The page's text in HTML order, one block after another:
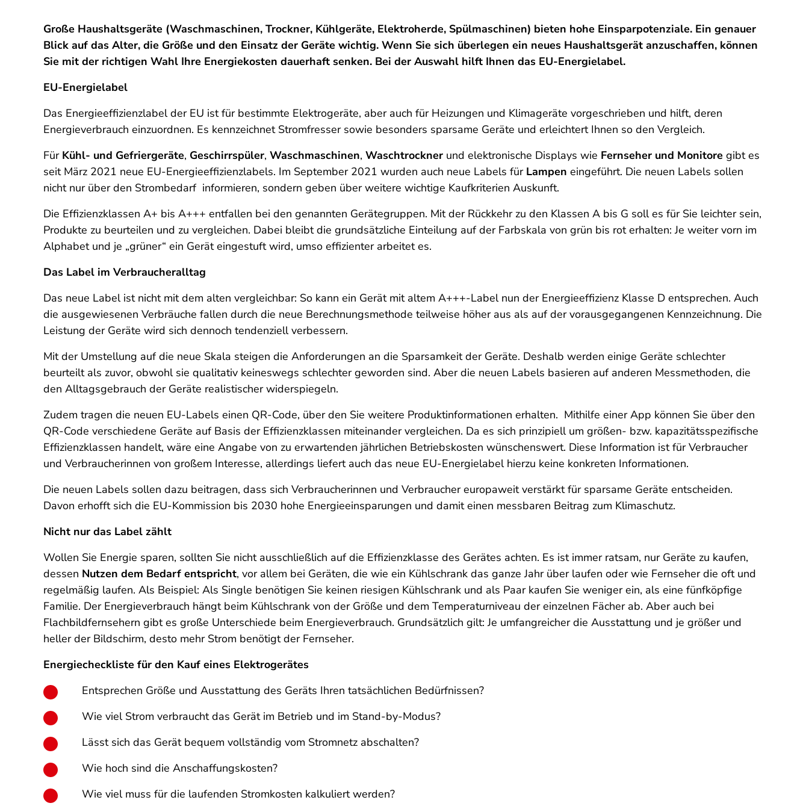
Große Haushaltsgeräte (Waschmaschinen, Trockner, Kühlgeräte, Elektroherde, Spülmaschinen) bieten hohe Einsparpotenziale. Ein genauer
Blick auf das Alter, die Größe und den Einsatz der Geräte wichtig. Wenn Sie sich überlegen ein neues Haushaltsgerät anzuschaffen, können
Sie mit der richtigen Wahl Ihre Energiekosten dauerhaft senken. Bei der Auswahl hilft Ihnen das EU-Energielabel.
EU-Energielabel
Das Energieeffizienzlabel der EU ist für bestimmte Elektrogeräte, aber auch für Heizungen und Klimageräte vorgeschrieben und hilft, deren
Energieverbrauch einzuordnen. Es kennzeichnet Stromfresser sowie besonders sparsame Geräte und erleichtert Ihnen so den Vergleich.
Für Kühl- und Gefriergeräte, Geschirrspüler, Waschmaschinen, Waschtrockner und elektronische Displays wie Fernseher und Monitore gibt es
seit März 2021 neue EU-Energieeffizienzlabels. Im September 2021 wurden auch neue Labels für Lampen eingeführt. Die neuen Labels sollen
nicht nur über den Strombedarf informieren, sondern geben über weitere wichtige Kaufkriterien Auskunft.
Die Effizienzklassen A+ bis A+++ entfallen bei den genannten Gerätegruppen. Mit der Rückkehr zu den Klassen A bis G soll es für Sie leichter sein,
Produkte zu beurteilen und zu vergleichen. Dabei bleibt die grundsätzliche Einteilung auf der Farbskala von grün bis rot erhalten: Je weiter vorn im
Alphabet und je „grüner“ ein Gerät eingestuft wird, umso effizienter arbeitet es.
Das Label im Verbraucheralltag
Das neue Label ist nicht mit dem alten vergleichbar: So kann ein Gerät mit altem A+++-Label nun der Energieeffizienz Klasse D entsprechen. Auch
die ausgewiesenen Verbräuche fallen durch die neue Berechnungsmethode teilweise höher aus als auf der vorausgegangenen Kennzeichnung. Die
Leistung der Geräte wird sich dennoch tendenziell verbessern.
Mit der Umstellung auf die neue Skala steigen die Anforderungen an die Sparsamkeit der Geräte. Deshalb werden einige Geräte schlechter
beurteilt als zuvor, obwohl sie qualitativ keineswegs schlechter geworden sind. Aber die neuen Labels basieren auf anderen Messmethoden, die
den Alltagsgebrauch der Geräte realistischer widerspiegeln.
Zudem tragen die neuen EU-Labels einen QR-Code, über den Sie weitere Produktinformationen erhalten. Mithilfe einer App können Sie über den
QR-Code verschiedene Geräte auf Basis der Effizienzklassen miteinander vergleichen. Da es sich prinzipiell um größen- bzw. kapazitätsspezifische
Effizienzklassen handelt, wäre eine Angabe von zu erwartenden jährlichen Betriebskosten wünschenswert. Diese Information ist für Verbraucher
und Verbraucherinnen von großem Interesse, allerdings liefert auch das neue EU-Energielabel hierzu keine konkreten Informationen.
Die neuen Labels sollen dazu beitragen, dass sich Verbraucherinnen und Verbraucher europaweit verstärkt für sparsame Geräte entscheiden.
Davon erhofft sich die EU-Kommission bis 2030 hohe Energieeinsparungen und damit einen messbaren Beitrag zum Klimaschutz.
Nicht nur das Label zählt
Wollen Sie Energie sparen, sollten Sie nicht ausschließlich auf die Effizienzklasse des Gerätes achten. Es ist immer ratsam, nur Geräte zu kaufen,
dessen Nutzen dem Bedarf entspricht, vor allem bei Geräten, die wie ein Kühlschrank das ganze Jahr über laufen oder wie Fernseher die oft und
regelmäßig laufen. Als Beispiel: Als Single benötigen Sie keinen riesigen Kühlschrank und als Paar kaufen Sie weniger ein, als eine fünfköpfige
Familie. Der Energieverbrauch hängt beim Kühlschrank von der Größe und dem Temperaturniveau der einzelnen Fächer ab. Aber auch bei
Flachbildfernsehern gibt es große Unterschiede beim Energieverbrauch. Grundsätzlich gilt: Je umfangreicher die Ausstattung und je größer und
heller der Bildschirm, desto mehr Strom benötigt der Fernseher.
Energiecheckliste für den Kauf eines Elektrogerätes
Entsprechen Größe und Ausstattung des Geräts Ihren tatsächlichen Bedürfnissen?
Wie viel Strom verbraucht das Gerät im Betrieb und im Stand-by-Modus?
Lässt sich das Gerät bequem vollständig vom Stromnetz abschalten?
Wie hoch sind die Anschaffungskosten?
Wie viel muss für die laufenden Stromkosten kalkuliert werden?